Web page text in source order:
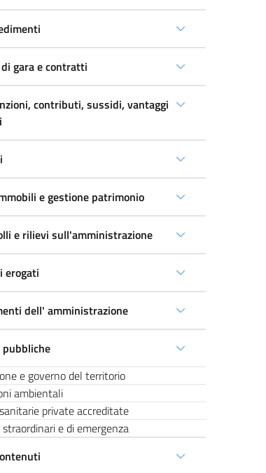
gara e contratti
contributi, sussidi, vantaggi
e gestione patrimonio
e rilievi sull'amministrazione
erogati
dell' amministrazione
pubbliche
e governo del territorio
ambientali
private accreditate
e di emergenza